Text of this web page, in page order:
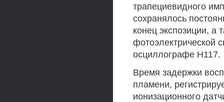
трапециевидного
сохранялось
конец экспозиции,
фотоэлектрической
осциллографе Н117.
Время задержки
пламени,
ионизационного